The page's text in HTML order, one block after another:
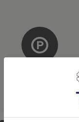
そのほかにもさ